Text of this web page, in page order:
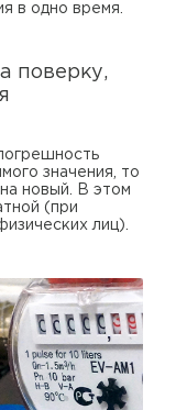
в одно время.
поверку,
значения, то
новый. В этом
(при
лиц).